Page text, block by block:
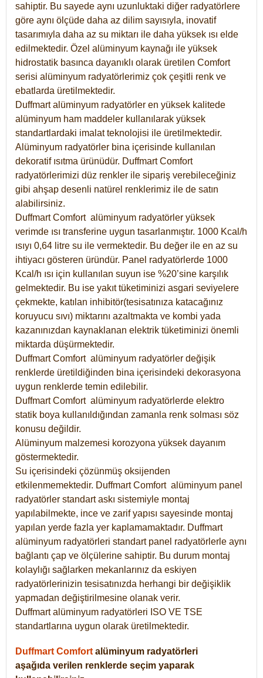
sahiptir. Bu sayede aynı uzunluktaki diğer radyatörlere
göre aynı ölçüde daha az dilim sayısıyla, inovatif
tasarımıyla daha az su miktarı ile daha yüksek ısı elde
edilmektedir. Özel alüminyum kaynağı ile yüksek
hidrostatik basınca dayanıklı olarak üretilen Comfort
serisi alüminyum radyatörlerimiz çok çeşitli renk ve
ebatlarda üretilmektedir.
Duffmart alüminyum radyatörler en yüksek kalitede
alüminyum ham maddeler kullanılarak yüksek
standartlardaki imalat teknolojisi ile üretilmektedir.
Alüminyum radyatörler bina içerisinde kullanılan
dekoratif ısıtma ürünüdür. Duffmart Comfort
radyatörlerimizi düz renkler ile sipariş verebileceğiniz
gibi ahşap desenli natürel renklerimiz ile de satın
alabilirsiniz.
Duffmart Comfort alüminyum radyatörler yüksek
verimde ısı transferine uygun tasarlanmıştır. 1000 Kcal/h
ısıyı 0,64 litre su ile vermektedir. Bu değer ile en az su
ihtiyacı gösteren üründür. Panel radyatörlerde 1000
Kcal/h ısı için kullanılan suyun ise %20’sine karşılık
gelmektedir. Bu ise yakıt tüketiminizi asgari seviyelere
çekmekte, katılan inhibitör(tesisatınıza katacağınız
koruyucu sıvı) miktarını azaltmakta ve kombi yada
kazanınızdan kaynaklanan elektrik tüketiminizi önemli
miktarda düşürmektedir.
Duffmart Comfort alüminyum radyatörler değişik
renklerde üretildiğinden bina içerisindeki dekorasyona
uygun renklerde temin edilebilir.
DuffmartComfort alüminyum radyatörlerde elektro
statik boya kullanıldığından zamanla renk solması söz
konusu değildir.
Alüminyum malzemesi korozyona yüksek dayanım
göstermektedir.
Su içerisindeki çözünmüş oksijenden
etkilenmemektedir. DuffmartComfort alüminyum panel
radyatörler standart askı sistemiyle montaj
yapılabilmekte, ince ve zarif yapısı sayesinde montaj
yapılan yerde fazla yer kaplamamaktadır. Duffmart
alüminyum radyatörleri standart panel radyatörlerle aynı
bağlantı çap ve ölçülerine sahiptir. Bu durum montaj
kolaylığı sağlarken mekanlarınız da eskiyen
radyatörlerinizin tesisatınızda herhangi bir değişiklik
yapmadan değiştirilmesine olanak verir.
Duffmart alüminyum radyatörleri ISO VE TSE
standartlarına uygun olarak üretilmektedir.
Duffmart Comfort alüminyum radyatörleri
aşağıda verilen renklerde seçim yaparak